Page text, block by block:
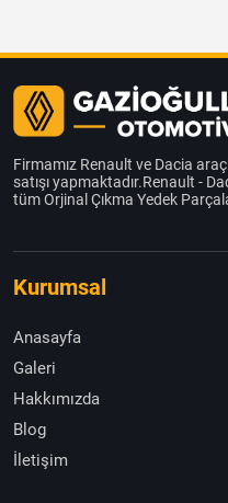
Firmamız Renault ve Dacia
satışı yapmaktadır.Renault -
tüm Orjinal Çıkma Yedek
Kurumsal
Anasayfa
Galeri
Hakkımızda
Blog
İletişim